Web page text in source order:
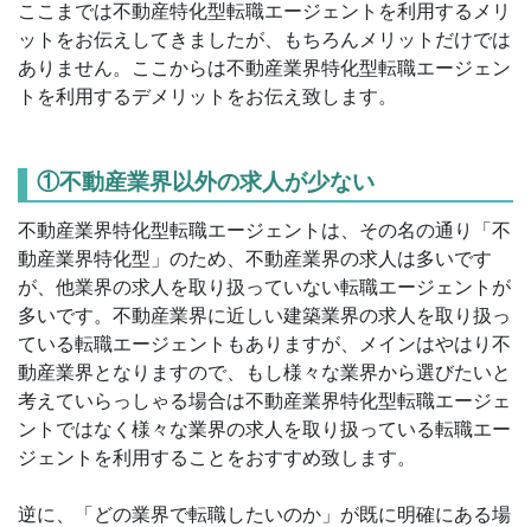
ここまでは不動産特化型転職エージェントを利用するメリ
ットをお伝えしてきましたが、もちろんメリットだけでは
ありません。ここからは不動産業界特化型転職エージェン
トを利用するデメリットをお伝え致します。
①不動産業界以外の求人が少ない
不動産業界特化型転職エージェントは、その名の通り「不
動産業界特化型」のため、不動産業界の求人は多いです
が、他業界の求人を取り扱っていない転職エージェントが
多いです。不動産業界に近しい建築業界の求人を取り扱っ
ている転職エージェントもありますが、メインはやはり不
動産業界となりますので、もし様々な業界から選びたいと
考えていらっしゃる場合は不動産業界特化型転職エージェ
ントではなく様々な業界の求人を取り扱っている転職エー
ジェントを利用することをおすすめ致します。
逆に、「どの業界で転職したいのか」が既に明確にある場